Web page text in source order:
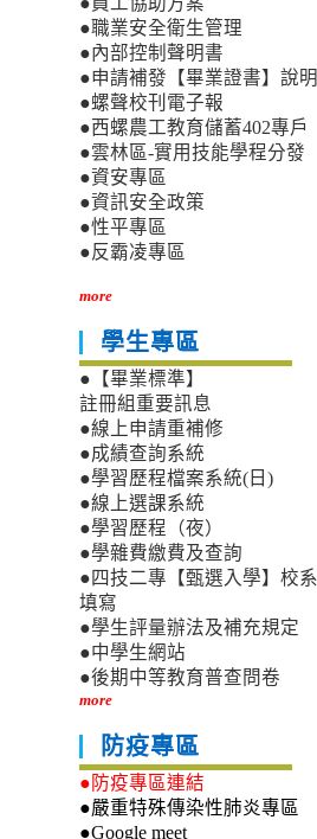
●職業安全衛生管理
●內部控制聲明書
●申請補發【畢業證書】說明
●螺聲校刊電子報
●西螺農工教育儲蓄402專戶
●雲林區-實用技能學程分發
●資安專區
●資訊安全政策
●性平專區
●反霸凌專區
more
學生專區
●【畢業標準】
註冊組重要訊息
●線上申請重補修
●成績查詢系統
●學習歷程檔案系統(日)
●線上選課系統
●學習歷程（夜）
●學雜費繳費及查詢
●四技二專【甄選入學】校
填寫
●學生評量辦法及補充規定
●中學生網站
●後期中等教育普查問卷
more
防疫專區
●防疫專區連結
●嚴重特殊傳染性肺炎專區
●Google meet